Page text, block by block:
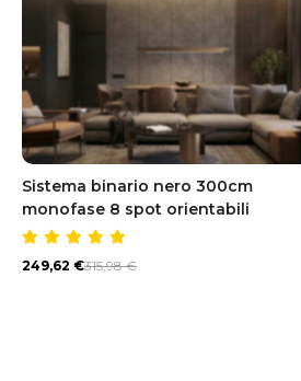
Sistema binario nero 300cm
monofase 8 spot orientabili
249,62 €315,98 €